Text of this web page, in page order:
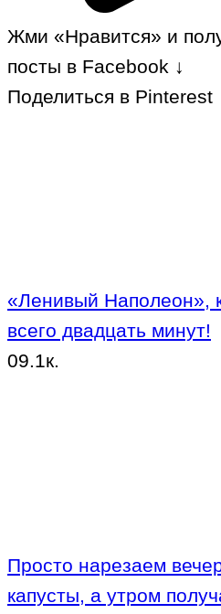
Жми «Нравится» и
посты в Facebook ↓
Поделиться в Pinterest
«Ленивый Наполеон»,
всего двадцать минут!
09.1к.
Просто нарезаем
капусты, а утром